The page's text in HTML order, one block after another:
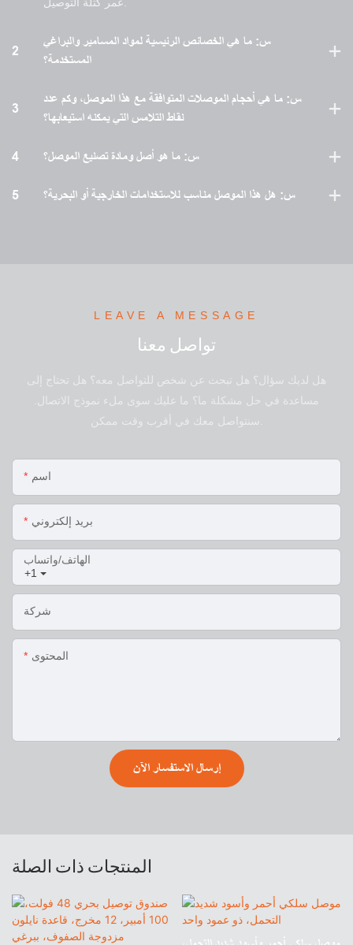
2
س: ما هي الخصائص الرئيسية لمواد المسامير والبراغي
المستخدمة؟
3
س: ما هي أحجام الموصلات المتوافقة مع هذا الموصل، وكم عدد
نقاط التلامس التي يمكنه استيعابها؟
4 س: ما هو أصل ومادة تصنيع الموصل؟
5 س: هل هذا الموصل مناسب للاستخدامات الخارجية أو البحرية؟
LEAVE A MESSAGE
تواصل معنا
هل لديك سؤال؟ هل تبحث عن شخص للتواصل معه؟ هل تحتاج إلى
مساعدة في حل مشكلة ما؟ ما عليك سوى ملء نموذج الاتصال.
اسم
بريد إلكتروني
+1
الهاتف/واتساب
شركة
المحتوى
إرسال الاستفسار الآن
المنتجات ذات الصلة